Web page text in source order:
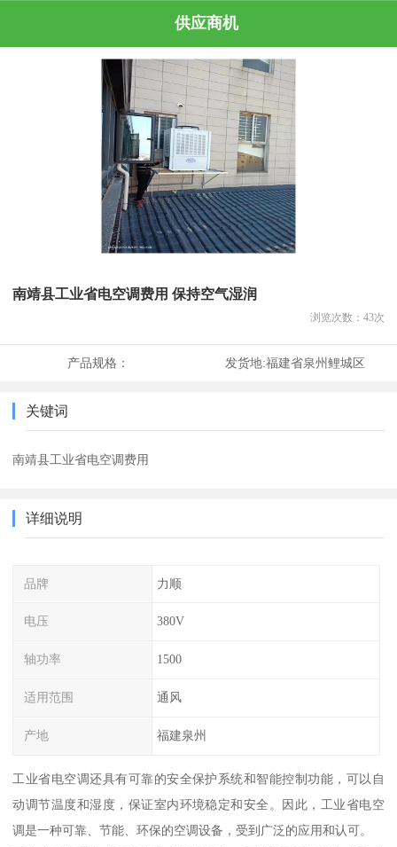
供应商机
南靖县工业省电空调费用 保持空气湿润
浏览次数： 43次
产品规格： 发货地:福建省泉州鲤城区
关键词
南靖县工业省电空调费用
详细说明
品牌 力顺
电压 380V
轴功率 1500
适用范围 通风
产地 福建泉州
工业省电空调还具有可靠的安全保护系统和智能控制功能，可以自
动调节温度和湿度，保证室内环境稳定和安全。因此，工业省电空
调是一种可靠、节能、环保的空调设备，受到广泛的应用和认可。